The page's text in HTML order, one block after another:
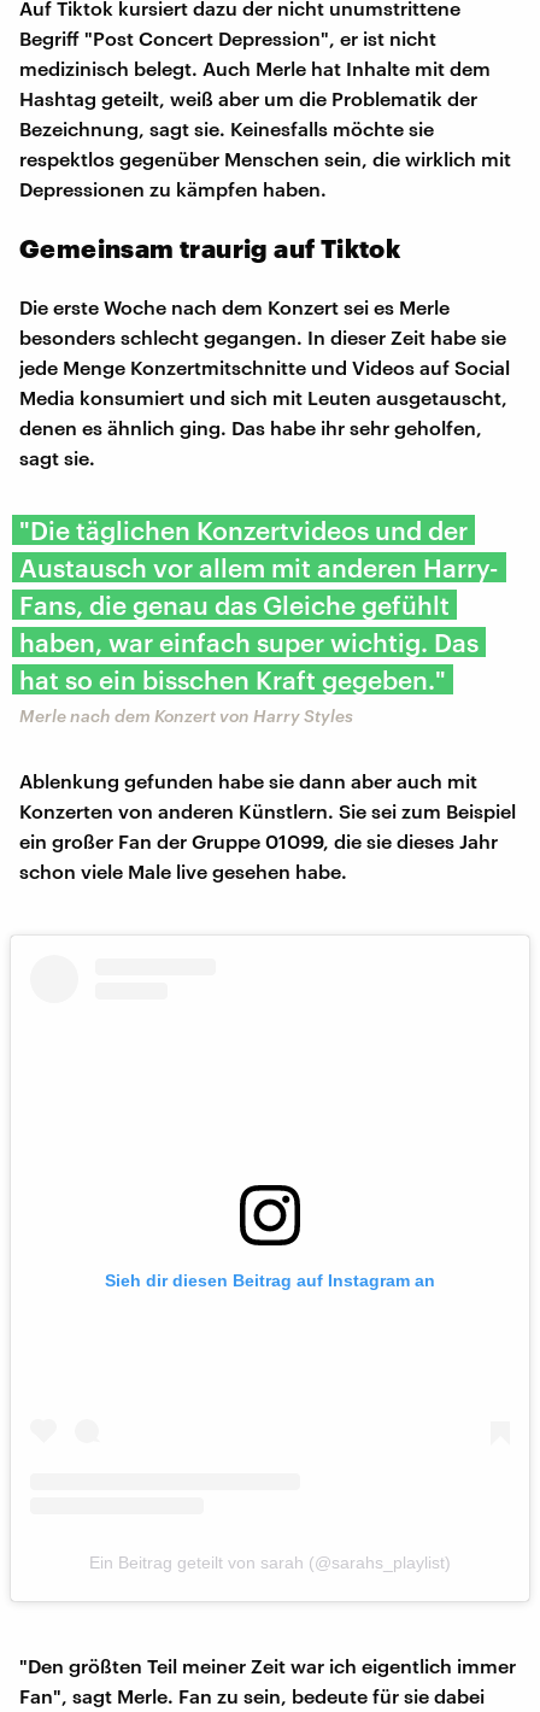
Auf Tiktok kursiert dazu der nicht unumstrittene
Begriff "Post Concert Depression", er ist nicht
medizinisch belegt. Auch Merle hat Inhalte mit dem
Hashtag geteilt, weiß aber um die Problematik der
Bezeichnung, sagt sie. Keinesfalls möchte sie
respektlos gegenüber Menschen sein, die wirklich mit
Depressionen zu kämpfen haben.
Gemeinsam traurig auf Tiktok
Die erste Woche nach dem Konzert sei es Merle
besonders schlecht gegangen. In dieser Zeit habe sie
jede Menge Konzertmitschnitte und Videos auf Social
Media konsumiert und sich mit Leuten ausgetauscht,
denen es ähnlich ging. Das habe ihr sehr geholfen,
sagt sie.
"Die täglichen Konzertvideos und der
Austausch vor allem mit anderen Harry-
Fans, die genau das Gleiche gefühlt
haben, war einfach super wichtig. Das
hat so ein bisschen Kraft gegeben."
Merle nach dem Konzert von Harry Styles
Ablenkung gefunden habe sie dann aber auch mit
Konzerten von anderen Künstlern. Sie sei zum Beispiel
ein großer Fan der Gruppe 01099, die sie dieses Jahr
schon viele Male live gesehen habe.
Sieh dir diesen Beitrag auf Instagram an
Ein Beitrag geteilt von sarah (@sarahs_playlist)
"Den größten Teil meiner Zeit war ich eigentlich immer
Fan", sagt Merle. Fan zu sein, bedeute für sie dabei